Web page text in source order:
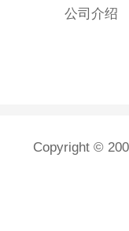
公司介绍
Copyright ©